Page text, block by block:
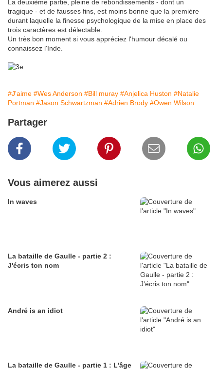
La deuxième partie, pleine de rebondissements - dont un
tragique - et de fausses fins, est moins bonne que la première
durant laquelle la finesse psychologique de la mise en place des
trois caractères est délectable.
Un très bon moment si vous appréciez l'humour décalé ou
connaissez l'Inde.
#J'aime #Wes Anderson #Bill muray #Anjelica Huston #Natalie
Portman #Jason Schwartzman #Adrien Brody #Owen Wilson
Partager
Vous aimerez aussi
In waves
La bataille de Gaulle - partie 2 :
J'écris ton nom
André is an idiot
La bataille de Gaulle - partie 1 : L'âge